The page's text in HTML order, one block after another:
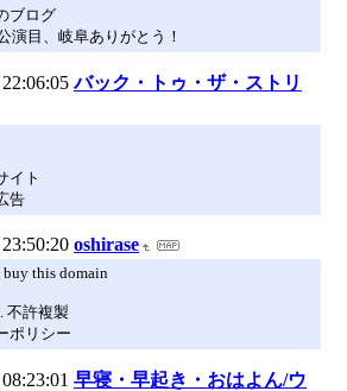
ブログ
演目、岐阜ありがとう！
バック・トゥ・ザ・ストリ
イト
告
oshirase
this domain
不許複製
ポリシー
早寝・早起き・おはよん/ウ